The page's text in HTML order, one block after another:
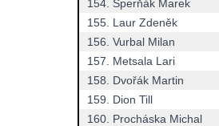
154. Šperňák Marek
155. Laur Zdeněk
156. Vurbal Milan
157.
Metsala Lari
158.
Dvořák Martin
159.
Dion Till
160. Procháska Michal